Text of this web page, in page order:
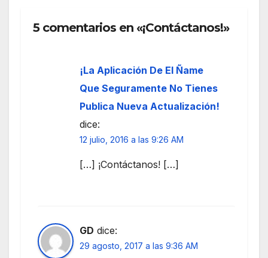
5 comentarios en «¡Contáctanos!»
¡La Aplicación De El Ñame
Que Seguramente No Tienes
Publica Nueva Actualización!
dice:
12 julio, 2016 a las 9:26 AM
[…] ¡Contáctanos! […]
GD dice:
29 agosto, 2017 a las 9:36 AM